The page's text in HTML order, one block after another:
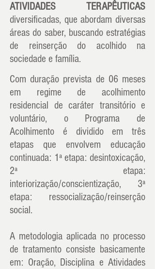
ATIVIDADES TERAPÊUTICAS
diversificadas, que abordam diversas
áreas do saber, buscando estratégias
de reinserção do acolhido na
sociedade e família.
Com duração prevista de 06 meses
em regime de acolhimento
residencial de caráter transitório e
voluntário, o Programa de
Acolhimento é dividido em três
etapas que envolvem educação
continuada: 1ª etapa: desintoxicação,
2ª etapa:
interiorização/conscientização, 3ª
etapa: ressocialização/reinserção
social.
A metodologia aplicada no processo
de tratamento consiste basicamente
em: Oração, Disciplina e Atividades